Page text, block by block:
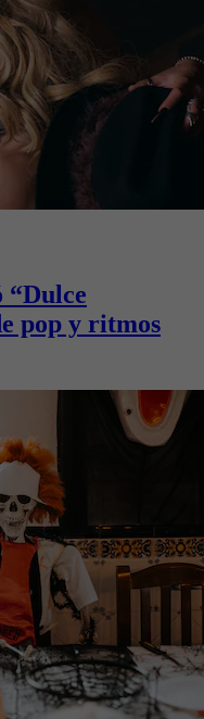
“Dulce
pop y ritmos